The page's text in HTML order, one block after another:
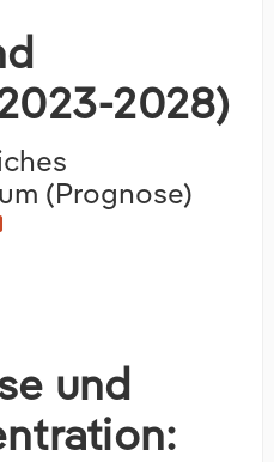
2028)
(Prognose)
und